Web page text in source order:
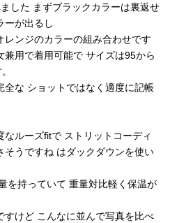
した まずブラックカラーは裏返せ
ーが出るし
ンジのカラーの組み合わせです
用で着用可能で サイズは95から
全な ショットではなく適度に記帳
ルーズfitで ストリットコーディ
そうですね はダックダウンを使い
を持っていて 重量対比軽く保温が
すけど こんなに並んで写真を比べ